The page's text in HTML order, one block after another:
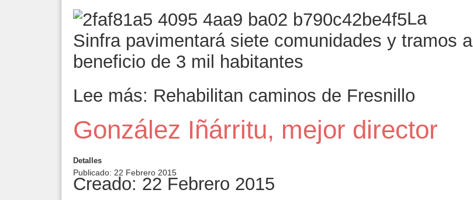
La
Sinfra pavimentará siete comunidades y tramos a
beneficio de 3 mil habitantes
Lee más: Rehabilitan caminos de Fresnillo
González Iñárritu, mejor director
Detalles
Publicado: 22 Febrero 2015
Creado: 22 Febrero 2015